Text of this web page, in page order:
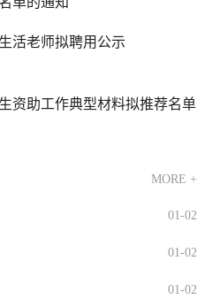
活老师拟聘用公示
资助工作典型材料拟推荐名单
MORE +
01-02
01-02
01-02